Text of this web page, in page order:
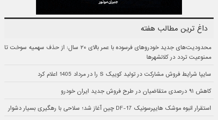
داغ ترین مطالب هفته
محدودیت‌های جدید خودروهای فرسوده با عمر بالای ۲۰ سال: از حذف سهمیه سوخت تا
ممنوعیت تردد در کلانشهرها
سایپا شرایط فروش مشارکت در تولید کوییک S را در مرداد 1405 اعلام کرد
کاهش ۹۱ درصدی متقاضیان در طرح فروش جدید ایران خودرو
استقرار انبوه موشک هایپرسونیک DF-17 چین آغاز شد؛ سلاحی با رهگیری بسیار دشوار